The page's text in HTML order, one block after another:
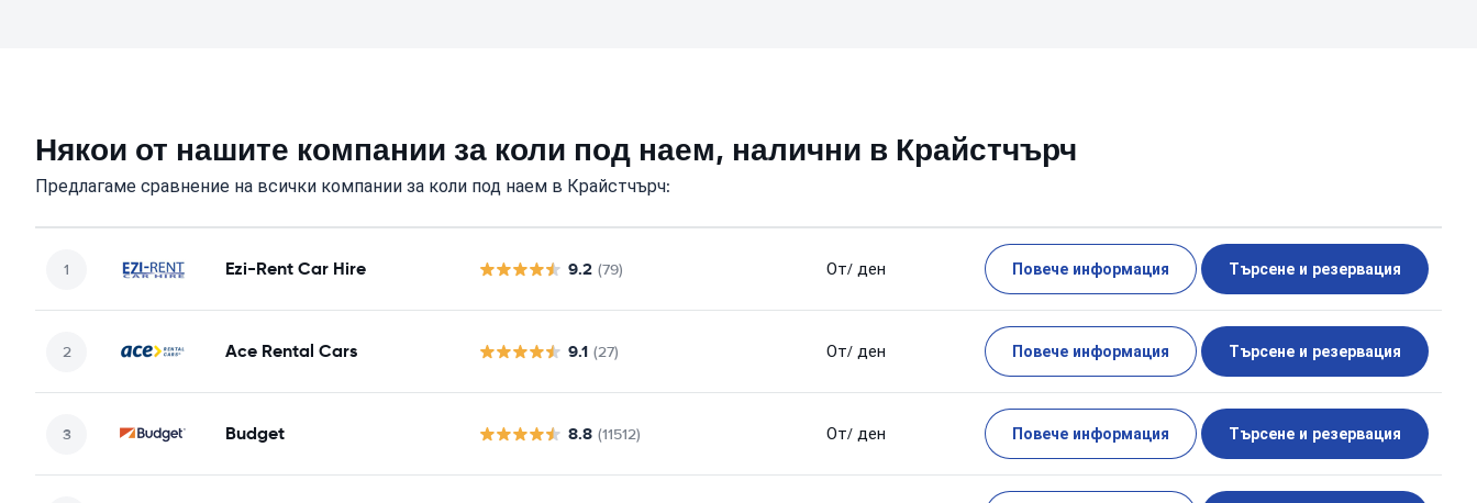
Някои от нашите компании за коли под наем, налични в Крайстчърч
Предлагаме сравнение на всички компании за коли под наем в Крайстчърч:
Ezi-Rent Car Hire 9.2 (79) От/ ден Повече информация Търсене и резервация
Ace Rental Cars 9.1 (27) От/ ден Повече информация Търсене и резервация
Budget 8.8 (11512) От/ ден Повече информация Търсене и резервация